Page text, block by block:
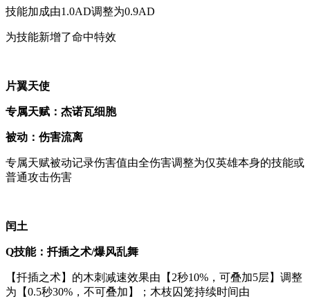
技能加成由1.0AD调整为0.9AD
为技能新增了命中特效
片翼天使
专属天赋：杰诺瓦细胞
被动：伤害流离
专属天赋被动记录伤害值由全伤害调整为仅英雄本身的技能或
普通攻击伤害
闰土
Q技能：扦插之术/爆风乱舞
【扦插之术】的木刺减速效果由【2秒10%，可叠加5层】调整
为【0.5秒30%，不可叠加】；木枝囚笼持续时间由